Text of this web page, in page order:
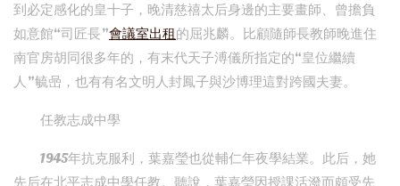
到必定感化的皇十子，晚清慈禧太后身邊的主要畫師、曾擔負
如意館“司匠長”會議室出租的屈兆麟。比顧隨師長教師晚進住
南官房胡同很多年的，有末代天子溥儀所指定的“皇位繼續
人”毓喦，也有有名文明人封鳳子與沙博理這對跨國夫妻。
任教志成中學
1945年抗克服利，葉嘉瑩也從輔仁年夜學結業。此后，她